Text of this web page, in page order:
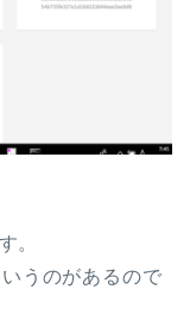
。
うのがあるので